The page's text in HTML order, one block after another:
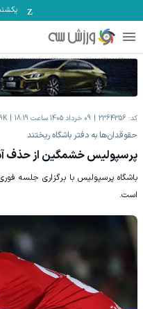
یکشنبه ۱۸
کد: 2364356 09 خرداد 1405 ساعت 18:19
حقوقدان‌ها به دفتر باشگاه ریختند
پرسپولیس خشمگین از حذف
باشگاه پرسپولیس با برگزاری جلسه
است.